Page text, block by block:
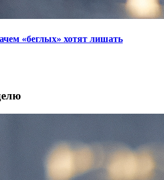
«беглых» хотят лишать